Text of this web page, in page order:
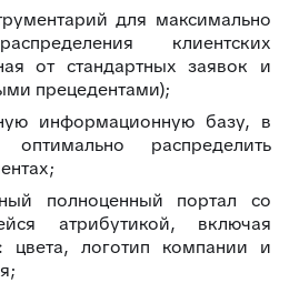
для максимально
клиентских
от стандартных заявок и
прецедентами);
информационную базу, в
распределить
полноценный портал со
атрибутикой, включая
цвета, логотип компании и